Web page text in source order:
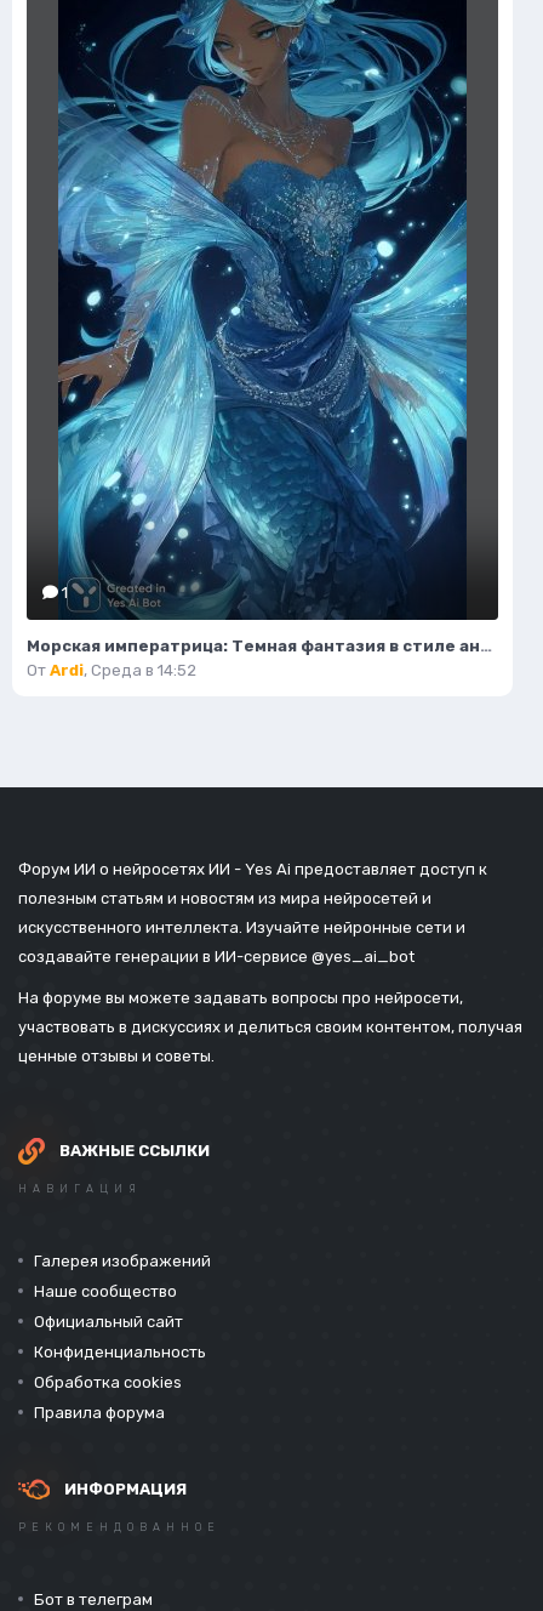
1
Морская императрица: Темная фантазия в стиле аниме с элементами готики и магии. Изображение из нейронной сети Midjourney
От Ardi, Среда в 14:52
Форум ИИ о нейросетях ИИ - Yes Ai предоставляет доступ к
полезным статьям и новостям из мира нейросетей и
искусственного интеллекта. Изучайте нейронные сети и
создавайте генерации в ИИ-сервисе @yes_ai_bot
На форуме вы можете задавать вопросы про нейросети,
участвовать в дискуссиях и делиться своим контентом, получая
ценные отзывы и советы.
ВАЖНЫЕ ССЫЛКИ
НАВИГАЦИЯ
Галерея изображений
Наше сообщество
Официальный сайт
Конфиденциальность
Обработка cookies
Правила форума
ИНФОРМАЦИЯ
РЕКОМЕНДОВАННОЕ
Бот в телеграм